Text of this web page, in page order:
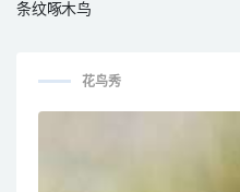
条纹啄木鸟
花鸟秀